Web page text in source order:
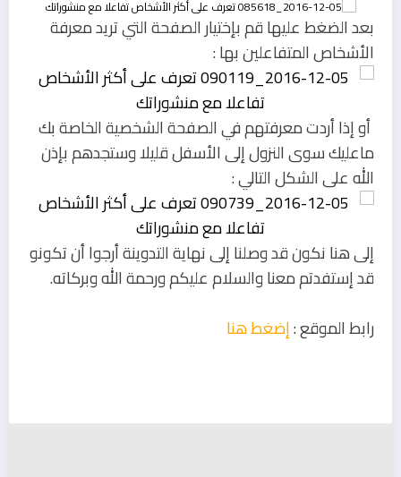
بعد الضغط عليها قم بإختيار الصفحة التي تريد معرفة
الأشخاص المتفاعلين بها :
أو إذا أردت معرفتهم في الصفحة الشخصية الخاصة بك
ماعليك سوى النزول إلى الأسفل قليلا وستجدهم بإذن
الله على الشكل التالي :
إلى هنا نكون قد وصلنا إلى نهاية التدوينة أرجوا أن تكونو
قد إستفدتم معنا والسلام عليكم ورحمة الله وبركاته.
رابط الموقع :إضغط هنا